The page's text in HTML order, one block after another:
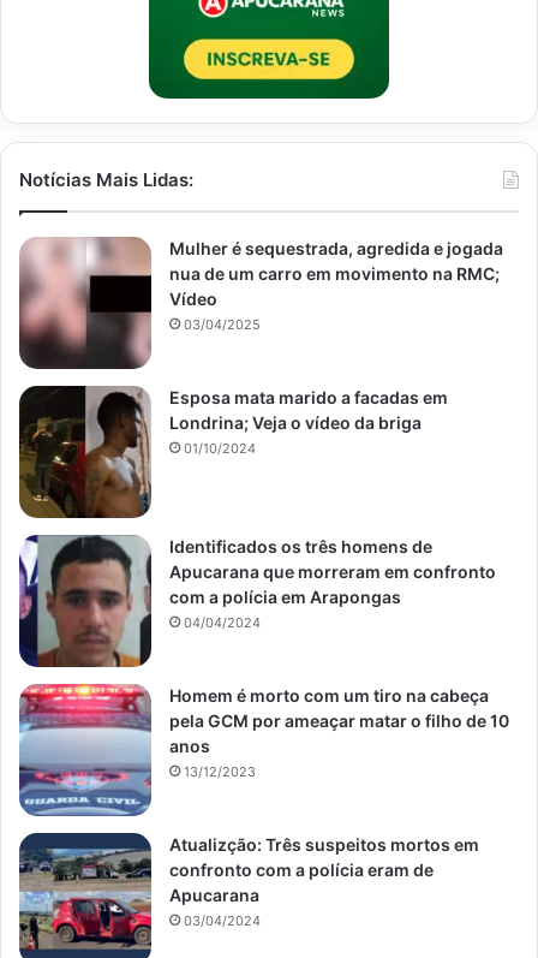
Notícias Mais Lidas:
Mulher é sequestrada, agredida e jogada
nua de um carro em movimento na RMC;
Vídeo
03/04/2025
Esposa mata marido a facadas em
Londrina; Veja o vídeo da briga
01/10/2024
Identificados os três homens de
Apucarana que morreram em confronto
com a polícia em Arapongas
04/04/2024
Homem é morto com um tiro na cabeça
pela GCM por ameaçar matar o filho de 10
anos
13/12/2023
Atualizção: Três suspeitos mortos em
confronto com a polícia eram de
Apucarana
03/04/2024